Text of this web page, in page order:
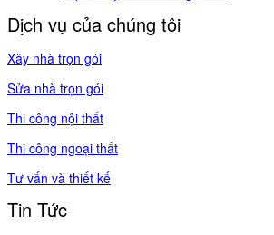
Dịch vụ của chúng tôi
Xây nhà trọn gói
Sửa nhà trọn gói
Thi công nội thất
Thi công ngoại thất
Tư vấn và thiết kế
Tin Tức